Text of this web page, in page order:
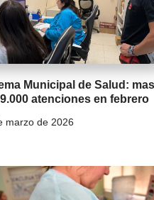
Municipal de Salud: mas
atenciones en febrero
marzo de 2026